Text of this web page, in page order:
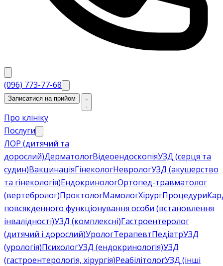
(096) 773-77-68
Записатися на прийом
Про клініку
Послуги
ЛОР (дитячий та
дорослий)ДерматологВідеоендоскопіяУЗД (серця та
судин)ВакцинаціяГінекологНеврологУЗД (акушерство
та гінекологія)ЕндокринологОртопед-травматолог
(вертебролог)ПроктологМамологХірургПроцедури
повсякденного функціонування особи (встановлення
інвалідності)УЗД (комплексні)Гастроентеролог
(дитячий і дорослий)УрологТерапевтПедіатрУЗД
(урологія)ПсихологУЗД (ендокринологія)УЗД
(гастроентерологія, хірургія)РеабілітологУЗД (інші